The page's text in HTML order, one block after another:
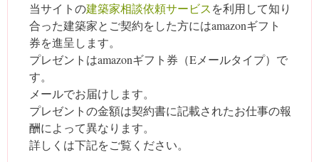
当サイトの建築家相談依頼サービスを利用して知り
合った建築家とご契約をした方にはamazonギフト
券を進呈します。
プレゼントはamazonギフト券（Eメールタイプ）で
す。
メールでお届けします。
プレゼントの金額は契約書に記載されたお仕事の報
酬によって異なります。
詳しくは下記をご覧ください。